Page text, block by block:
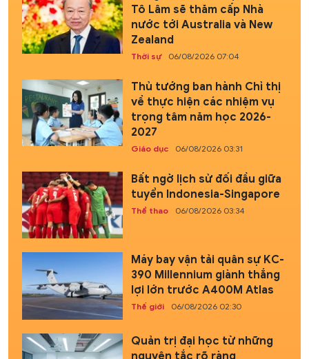
Tô Lâm sẽ thăm cấp Nhà
nước tới Australia và New
Zealand
Thời sự 06/08/2026 07:04
Thủ tướng ban hành Chỉ thị
về thực hiện các nhiệm vụ
trọng tâm năm học 2026-
2027
Giáo dục 06/08/2026 03:31
Bất ngờ lịch sử đối đầu giữa
tuyển Indonesia-Singapore
Thể thao 06/08/2026 03:34
Máy bay vận tải quân sự KC-
390 Millennium giành thắng
lợi lớn trước A400M Atlas
Thế giới 06/08/2026 02:30
Quản trị đại học từ những
nguyên tắc rõ ràng